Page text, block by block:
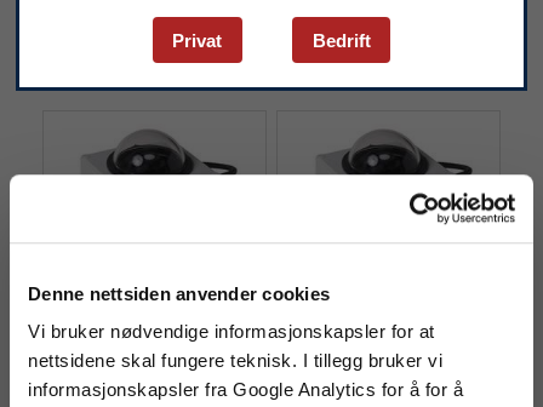
Denne nettsiden anvender cookies
Vi bruker nødvendige informasjonskapsler for at
nettsidene skal fungere teknisk. I tillegg bruker vi
informasjonskapsler fra Google Analytics for å for å
Privat Bedrift
utendørs
luminanstransmitter
En 4-20mA
luminanstransmitter for
tunneler.
utendørs lystransmitter
for tunnel
4-20mA lystransmitter for
tunnel fra Hagner.